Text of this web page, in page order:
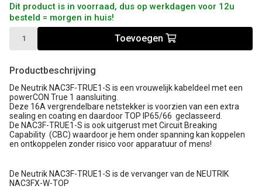
Dit product is in voorraad, dus op werkdagen voor 12u
besteld = morgen in huis!
Toevoegen
Productbeschrijving
De Neutrik NAC3F-TRUE1-S is een vrouwelijk kabeldeel met een
powerCON True 1 aansluiting.
Deze 16A vergrendelbare netstekker is voorzien van een extra
sealing en coating en daardoor TOP IP65/66 geclasseerd.
De NAC3F-TRUE1-S is ook uitgerust met Circuit Breaking
Capability (CBC) waardoor je hem onder spanning kan koppelen
en ontkoppelen zonder risico voor apparatuur of mens!
De Neutrik NAC3F-TRUE1-S is de vervanger van de NEUTRIK
NAC3FX-W-TOP